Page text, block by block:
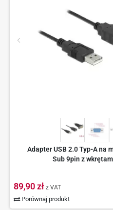
Adapter USB 2.0 Typ-A na
Sub 9pin z
89,90 zł z VAT
Porównaj produkt